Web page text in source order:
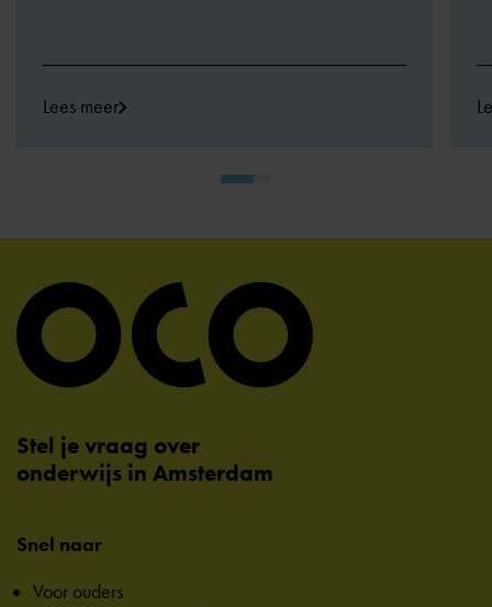
Lees meer
Stel je vraag over
onderwijs in Amsterdam
Snel naar
Voor ouders